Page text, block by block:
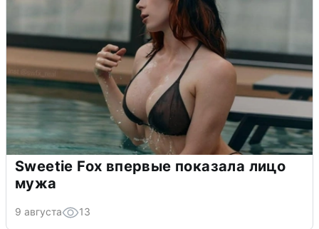
Sweetie Fox впервые показала лицо
мужа
9 августа 13